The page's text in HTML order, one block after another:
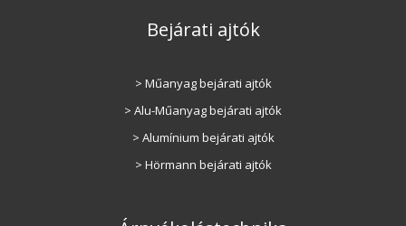
Bejárati ajtók
> Műanyag bejárati ajtók
> Alu-Műanyag bejárati ajtók
> Alumínium bejárati ajtók
> Hörmann bejárati ajtók